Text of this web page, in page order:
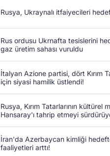
Rusya, Ukraynalı itfaiyecileri
Rus ordusu Ukrnafta tesislerini
gaz üretim sahası vuruldu
İtalyan Azione partisi, dört Kırım
için siyasi hamilik üstlendi!
Rusya, Kırım Tatarlarının kültürel
Hansaray'ı tahrip etmeyi
İran'da Azerbaycan kimliği
faaliyetleri arttı!